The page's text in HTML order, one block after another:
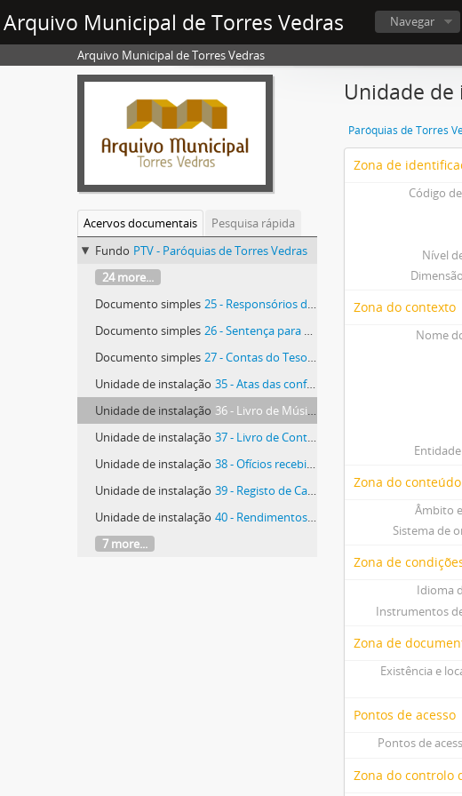
Arquivo Municipal de Torres Vedras Navegar
Arquivo Municipal de Torres Vedras
Acervos documentais
Pesquisa rápida
Fundo PTV - Paróquias de Torres Vedras
24 more...
Documento simples 25 - Responsórios da Sexta Feira Santa e Sábado Santo
Documento simples 26 - Sentença para o título e posse passada a requerimento de Manuel Pereira da Nazaré, morador no lugar da Cadriceira, de uma vinha no limite da Mouxa, próximo da Cadriceira
Documento simples 27 - Contas do Tesoureiro
Unidade de instalação 35 - Atas das conferências eclesiásticas da Vigararia de Torres Vedras
Unidade de instalação 36 - Livro de Música Manuscrito
Unidade de instalação 37 - Livro de Contas das Paróquias de Torres Vedras
Unidade de instalação 38 - Ofícios recebidos da Câmara Patriarcal
Unidade de instalação 39 - Registo de Cartas dos Párocos da Vigararia. Correspondência e Assentos
Unidade de instalação 40 - Rendimentos Beneficiais e Eclesiásticos do Pároco de São Pedro
7 more...
Unidade de
Paróquias de Torres
Zona de
Código
Nível
Zona do contexto
Nome
Zona do
Âmbito
Sistema de
Zona de
Idioma
Instrumentos
Zona de
Existência e
Pontos de acesso
Pontos de
Zona do controlo